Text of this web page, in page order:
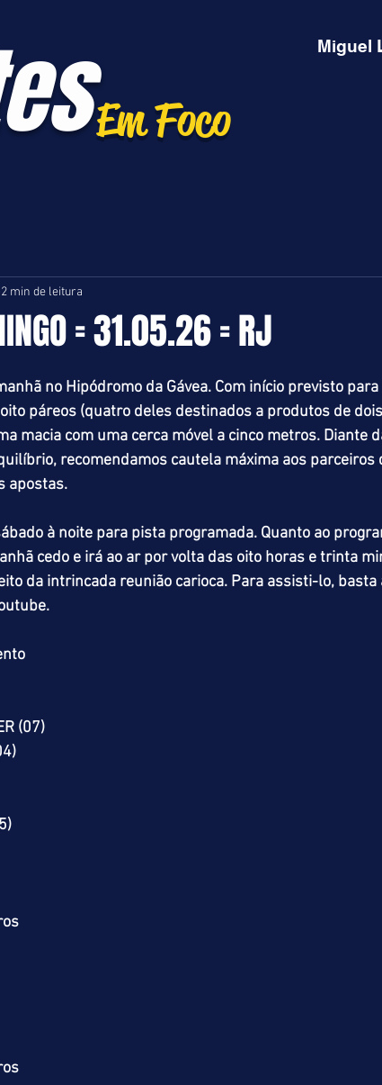
Em Foco
Miguel
= 31.05.26 = RJ
2 min de leitura
no Hipódromo da Gávea. Com início previsto
páreos (quatro deles destinados a produtos de
macia com uma cerca móvel a cinco metros. Diante
recomendamos cautela máxima aos parceiros
apostas.
à noite para pista programada. Quanto ao
cedo e irá ao ar por volta das oito horas e trinta
da intrincada reunião carioca. Para assisti-lo, basta
(07)